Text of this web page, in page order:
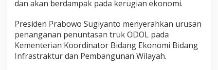
dan akan berdampak pada kerugian ekonomi.
Presiden Prabowo Sugiyanto menyerahkan urusan
penanganan penuntasan truk ODOL pada
Kementerian Koordinator Bidang Ekonomi Bidang
Infrastraktur dan Pembangunan Wilayah.